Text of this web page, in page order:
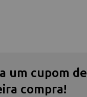
um cupom de
compra!